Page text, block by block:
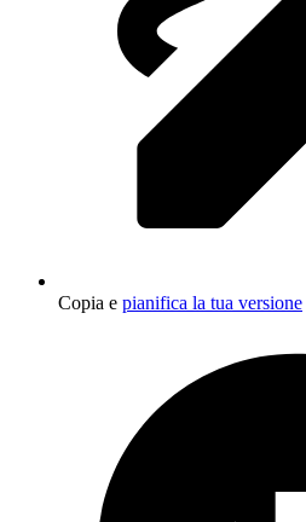
Copia e pianifica la tua versione